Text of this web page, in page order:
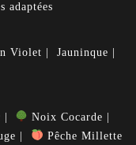
adaptées
Violet
Jauninque
Noix Cocarde
Pêche Millette